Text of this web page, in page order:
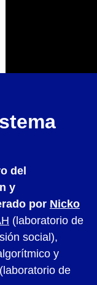
del
y
por Nicko
(laboratorio de
social),
y
(laboratorio de